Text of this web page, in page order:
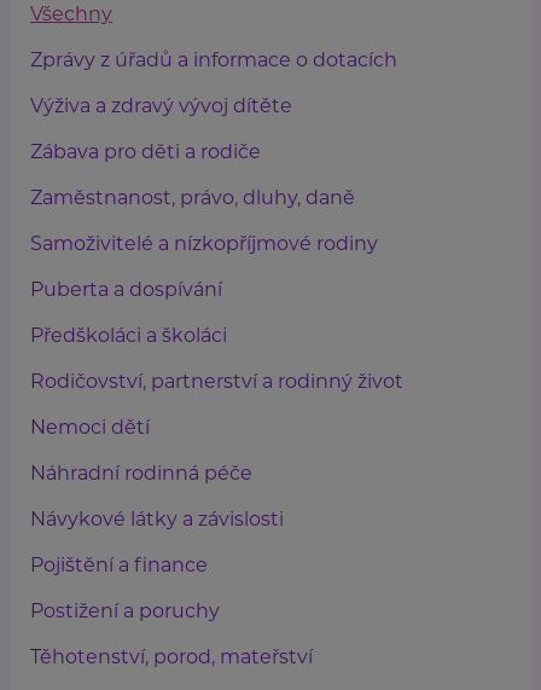
Všechny
Zprávy z úřadů a informace o dotacích
Výživa a zdravý vývoj dítěte
Zábava pro děti a rodiče
Zaměstnanost, právo, dluhy, daně
Samoživitelé a nízkopříjmové rodiny
Puberta a dospívání
Předškoláci a školáci
Rodičovství, partnerství a rodinný život
Nemoci dětí
Náhradní rodinná péče
Návykové látky a závislosti
Pojištění a finance
Postižení a poruchy
Těhotenství, porod, mateřství